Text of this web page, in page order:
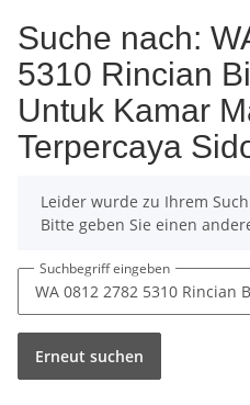
Suche nach:
5310 Rincian
Untuk Kamar
Terpercaya
xLeider wurde zu Ihrem
Bitte geben Sie einen
Suchbegriff eingeben
Erneut suchen